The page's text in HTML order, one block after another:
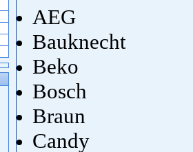
AEG
Bauknecht
Beko
Bosch
Braun
Candy